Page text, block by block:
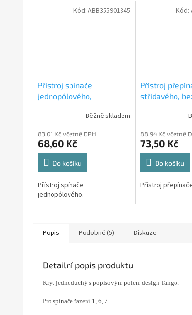
Přístroj spínače
jednopólového,
Běžně skladem
83,01 Kč včetně DPH
68,60 Kč
Do košíku
Přístroj spínače
jednopólového.
Kód: ABB355901345
Přístroj
střídavého,
88,94 Kč včetně
73,50 Kč
Do košíku
Přístroj
Kód:
Popis Podobné (5) Diskuze
Detailní popis produktu
Kryt jednoduchý s popisovým polem design Tango.
Pro spínače řazení 1, 6, 7.